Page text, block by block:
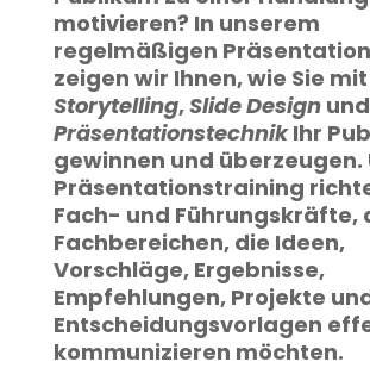
motivieren? In unserem
regelmäßigen
zeigen wir Ihnen, wie Sie mit
Storytelling,Slide Designund
PräsentationstechnikIhr
gewinnen und überzeugen.
Präsentationstraining
Fach- und Führungskräfte,
Fachbereichen, die Ideen,
Vorschläge, Ergebnisse,
Empfehlungen, Projekte
Entscheidungsvorlagen
kommunizieren möchten.